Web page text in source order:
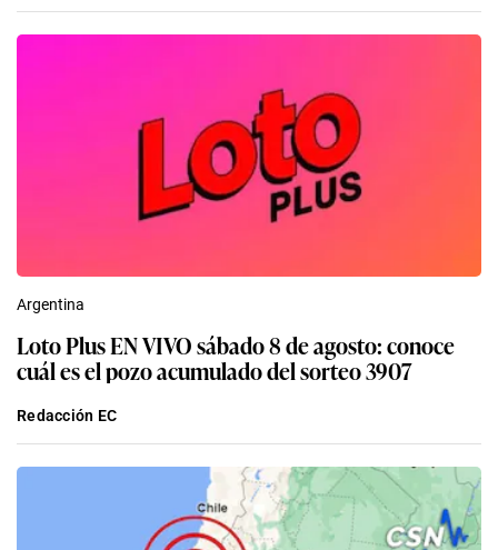
Argentina
Loto Plus EN VIVO sábado 8 de agosto: conoce
cuál es el pozo acumulado del sorteo 3907
Redacción EC